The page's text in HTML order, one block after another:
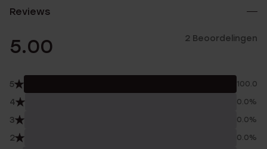
Reviews
5.00 2 Beoordelingen
5 100.0%
4 0.0%
3 0.0%
2 0.0%